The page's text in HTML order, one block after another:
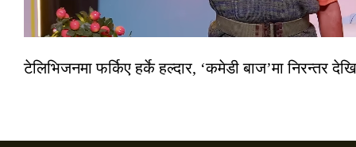
टेलिभिजनमा फर्किए हर्के हल्दार, ‘कमेडी बाज’मा निरन्तर